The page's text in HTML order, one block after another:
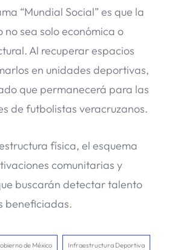
“Mundial Social” es que la
sea solo económica o
Al recuperar espacios
en unidades deportivas,
que permanecerá para las
de futbolistas veracruzanos.
física, el esquema
comunitarias y
buscarán detectar talento
beneficiadas.
de México Infraestructura Deportiva